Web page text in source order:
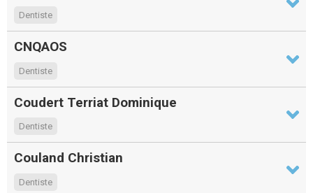
Dentiste
CNQAOS
Dentiste
Coudert Terriat Dominique
Dentiste
Couland Christian
Dentiste